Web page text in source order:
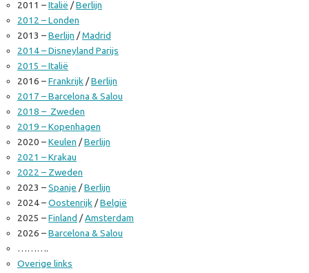
2011 –Italië /Berlijn
2012 – Londen
2013 –Berlijn /Madrid
2014 – Disneyland Parijs
2015 – Italië
2016 –Frankrijk /Berlijn
2017 – Barcelona & Salou
2018 – Zweden
2019 – Kopenhagen
2020 –Keulen /Berlijn
2021 – Krakau
2022 – Zweden
2023 –Spanje /Berlijn
2024 –Oostenrijk /België
2025 –Finland /Amsterdam
2026 –Barcelona & Salou
……….
Overige links